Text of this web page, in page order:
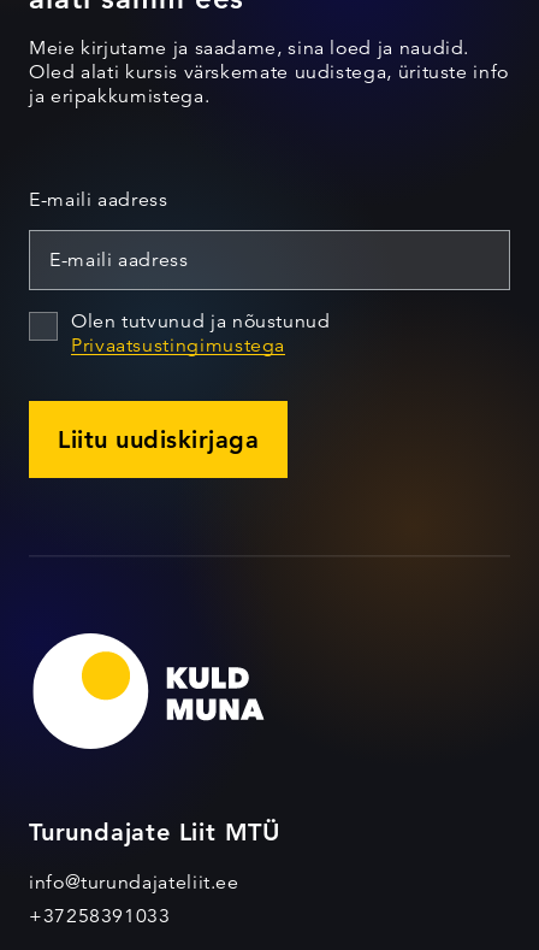
Meie kirjutame ja saadame, sina loed ja naudid.
Oled alati kursis värskemate uudistega, ürituste info
ja eripakkumistega.
E-maili aadress
Olen tutvunud ja nõustunud
Privaatsustingimustega
Liitu uudiskirjaga
Turundajate Liit MTÜ
info@turundajateliit.ee
+37258391033